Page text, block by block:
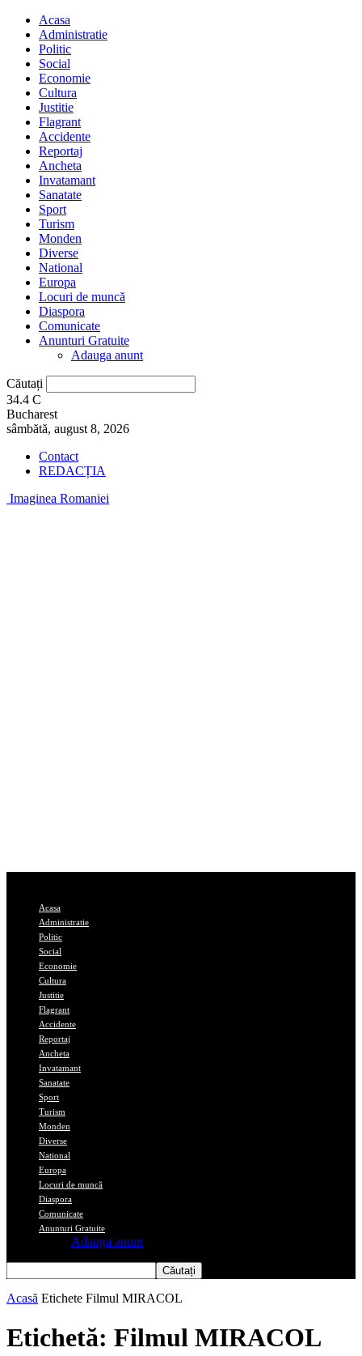
Acasa
Administratie
Politic
Social
Economie
Cultura
Justitie
Flagrant
Accidente
Reportaj
Ancheta
Invatamant
Sanatate
Sport
Turism
Monden
Diverse
National
Europa
Locuri de muncă
Diaspora
Comunicate
Anunturi Gratuite
Adauga anunt
Căutați
34.4 C
Bucharest
sâmbătă, august 8, 2026
Contact
REDACȚIA
Imaginea Romaniei
Acasa
Administratie
Politic
Social
Economie
Cultura
Justitie
Flagrant
Accidente
Reportaj
Ancheta
Invatamant
Sanatate
Sport
Turism
Monden
Diverse
National
Europa
Locuri de muncă
Diaspora
Comunicate
Anunturi Gratuite
Adauga anunt
Acasă Etichete Filmul MIRACOL
Etichetă: Filmul MIRACOL